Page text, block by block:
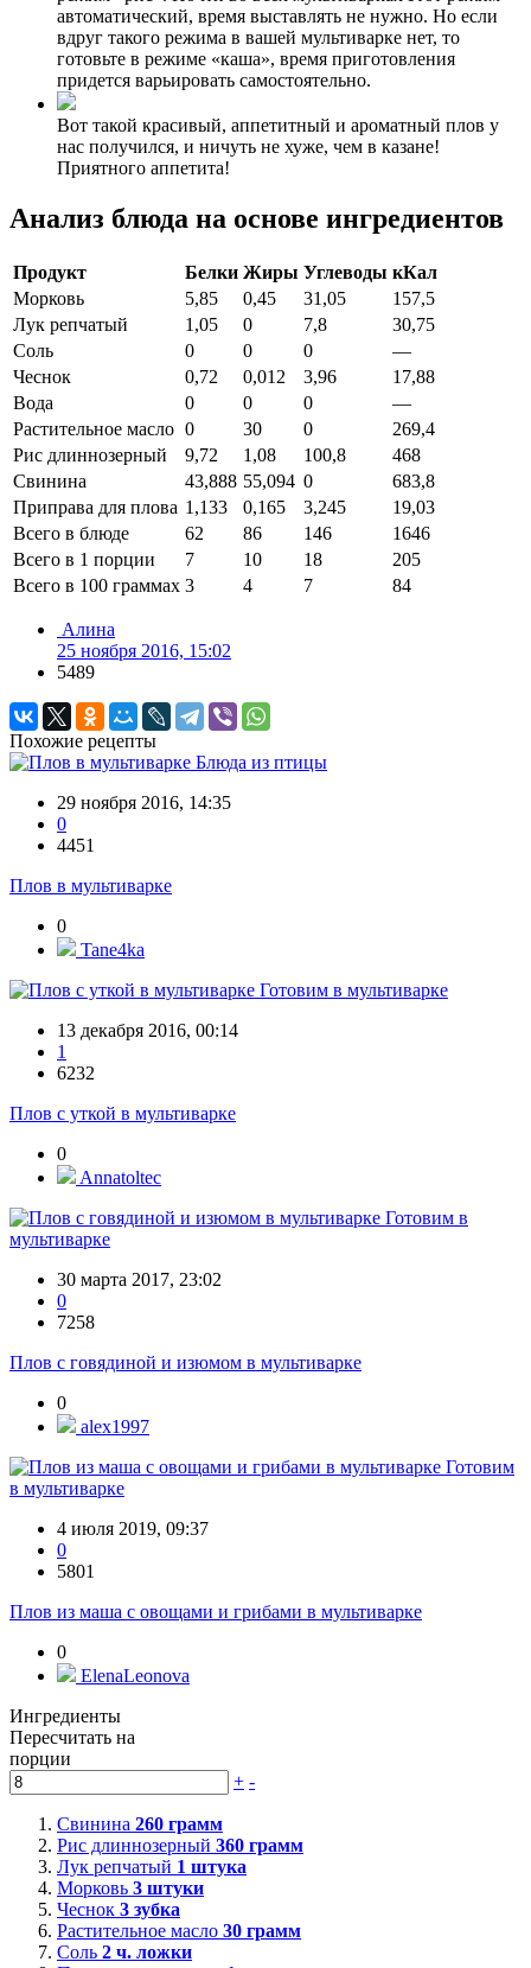
автоматический, время выставлять не нужно. Но если
вдруг такого режима в вашей мультиварке нет, то
готовьте в режиме «каша», время приготовления
придется варьировать самостоятельно.
Вот такой красивый, аппетитный и ароматный плов у
нас получился, и ничуть не хуже, чем в казане!
Приятного аппетита!
Анализ блюда на основе ингредиентов
Продукт Белки Жиры Углеводы кКал
Морковь
5,85 0,45 31,05
157,5
Лук репчатый
1,05 0 7,8
30,75
Соль
0 0 0
—
Чеснок
0,72 0,012 3,96
17,88
Вода
0 0 0
—
Растительное масло 0 30 0
269,4
Рис длиннозерный
9,72 1,08 100,8
468
Свинина
43,888 55,094 0
683,8
Приправа для плова 1,133 0,165 3,245
19,03
Всего в блюде
62 86 146
1646
Всего в 1 порции
7 10 18
205
Всего в 100 граммах 3 4 7 84
Алина
25 ноября 2016, 15:02
5489
Похожие рецепты
Блюда из птицы
29 ноября 2016, 14:35
0
4451
Плов в мультиварке
0
Tane4ka
Готовим в мультиварке
13 декабря 2016, 00:14
1
6232
Плов с уткой в мультиварке
0
Annatoltec
Готовим в
мультиварке
30 марта 2017, 23:02
0
7258
Плов с говядиной и изюмом в мультиварке
0
alex1997
Готовим
в мультиварке
4 июля 2019, 09:37
0
5801
Плов из маша с овощами и грибами в мультиварке
0
ElenaLeonova
Ингредиенты
Пересчитать на
порции
+ -
Свинина 260 грамм
Рис длиннозерный 360 грамм
Лук репчатый 1 штука
Морковь 3 штуки
Чеснок 3 зубка
Растительное масло 30 грамм
Соль 2 ч. ложки